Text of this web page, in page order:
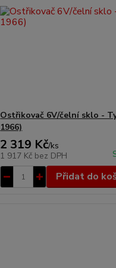
Ostřikovač 6V/čelní sklo -
1966)
2 319 Kč/ks
1 917 Kč bez DPH
Přidat do